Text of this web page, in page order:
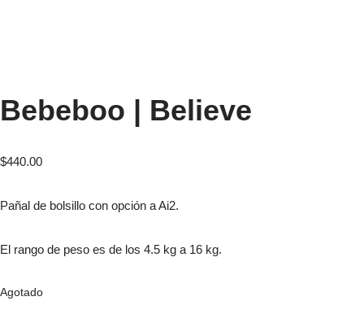
Bebeboo | Believe
$440.00
Pañal de bolsillo con opción a Ai2.
El rango de peso es de los 4.5 kg a 16 kg.
Agotado